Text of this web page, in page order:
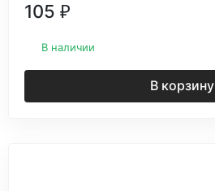
105 ₽
В наличии
В корзину